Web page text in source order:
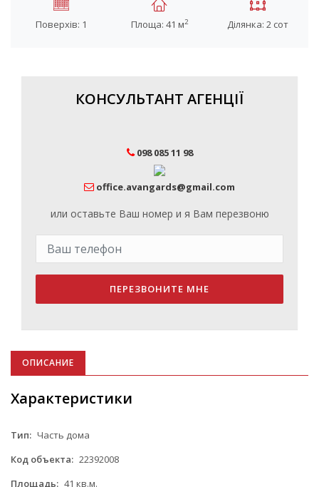
Поверхів: 1 Площа: 41 м2 Ділянка: 2 сот
КОНСУЛЬТАНТ АГЕНЦІЇ
098 085 11 98
office.avangards@gmail.com
или оставьте Ваш номер и я Вам перезвоню
ПЕРЕЗВОНИТЕ МНЕ
ОПИСАНИЕ
Характеристики
Тип: Часть дома
Код объекта: 22392008
Площадь: 41 кв.м.